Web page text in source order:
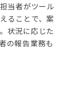
当者がツール
ることで、案
状況に応じた
の報告業務も